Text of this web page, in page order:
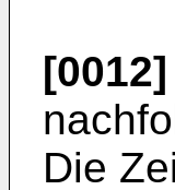
[0012]
Die